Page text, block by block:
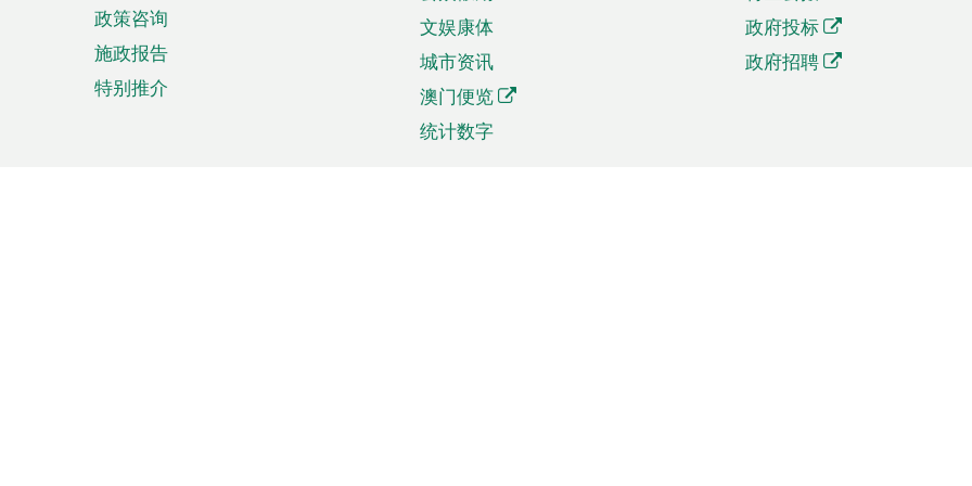
政策咨询
施政报告
特别推介
文娱康体
城市资讯
澳门便览
统计数字
政府投标
政府招聘